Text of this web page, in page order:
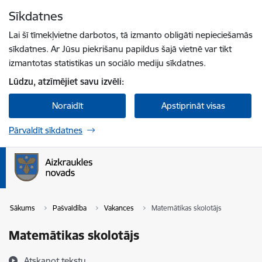
Sīkdatnes
Lai šī tīmekļvietne darbotos, tā izmanto obligāti nepieciešamās
sīkdatnes. Ar Jūsu piekrišanu papildus šajā vietnē var tikt
izmantotas statistikas un sociālo mediju sīkdatnes.
Lūdzu, atzīmējiet savu izvēli:
Noraidīt Apstiprināt visas
Pārvaldīt sīkdatnes
Sākums Pašvaldība Vakances Matemātikas skolotājs
Matemātikas skolotājs